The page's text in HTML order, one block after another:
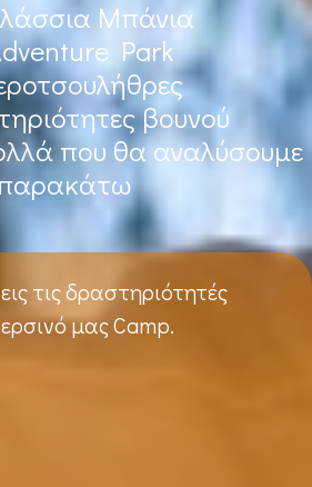
Μπάνια
Park
βουνού
που θα αναλύσουμε
τις δραστηριότητές
μας Camp.